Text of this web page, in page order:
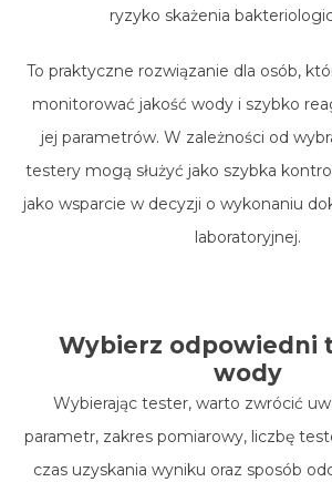
ryzyko skażenia
To praktyczne rozwiązanie dla osób,
monitorować jakość wody i szybko
jej parametrów. W zależności od
testery mogą służyć jako szybka
jako wsparcie w decyzji o wykonaniu
laboratoryjnej.
Wybierz odpowiedni
wody
Wybierając tester, warto zwrócić
parametr, zakres pomiarowy, liczbę
czas uzyskania wyniku oraz sposób